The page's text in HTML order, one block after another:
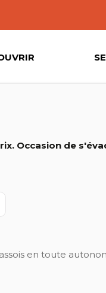
Occasion de
en toute